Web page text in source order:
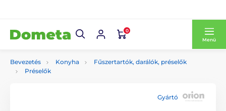
0
Menü
Bevezetés Konyha
Fűszertartók, darálók, préselők
Préselők
Gyártó